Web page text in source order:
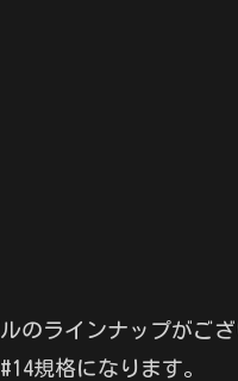
のラインナップがござ
規格になります。